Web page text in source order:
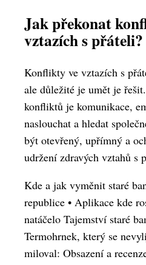
Jak překonat
vztazích s přáteli?
Konflikty ve vztazích s
ale důležité je umět je
konfliktů je komunikace,
naslouchat a hledat
být otevřený, upřímný a
udržení zdravých vztahů s
Kde a jak vyměnit staré
republice • Aplikace kde
natáčelo Tajemství staré
Termohrnek, který se
miloval: Obsazení a